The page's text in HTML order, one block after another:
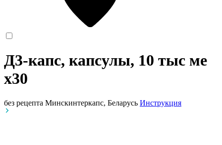
Д3-капс, капсулы, 10 тыс ме
x30
без рецепта Минскинтеркапс, Беларусь Инструкция